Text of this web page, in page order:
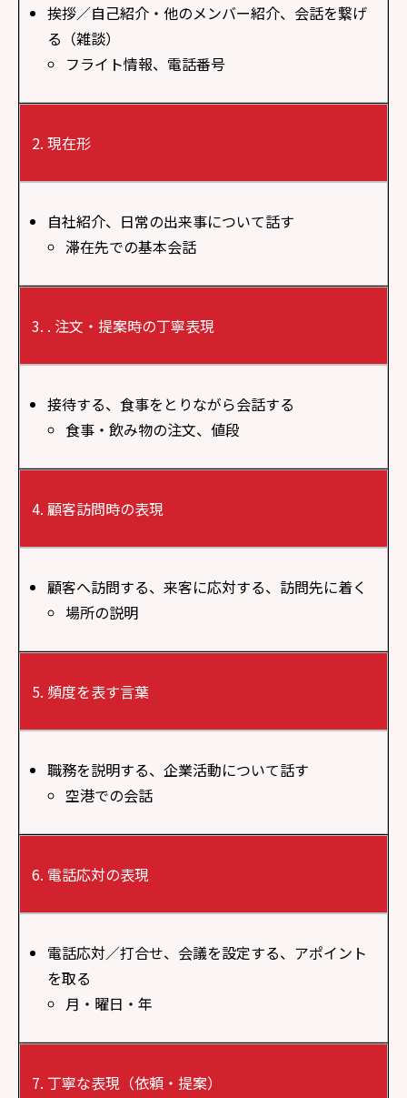
挨拶／自己紹介・他のメンバー紹介、会話を繋げ
る（雑談）
フライト情報、電話番号
現在形
自社紹介、日常の出来事について話す
滞在先での基本会話
. 注文・提案時の丁寧表現
接待する、食事をとりながら会話する
食事・飲み物の注文、値段
顧客訪問時の表現
顧客へ訪問する、来客に応対する、訪問先に着く
場所の説明
頻度を表す言葉
職務を説明する、企業活動について話す
空港での会話
電話応対の表現
電話応対／打合せ、会議を設定する、アポイント
を取る
月・曜日・年
丁寧な表現（依頼・提案）